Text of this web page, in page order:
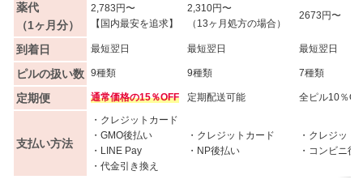
薬代
（1ヶ月分）
2,783円〜
【国内最安を追求】
2,310円〜
（13ヶ月処方の場合）
2673円〜
到着日 最短翌日 最短翌日 最短翌日
ピルの扱い数 9種類 9種類 7種類
定期便 通常価格の15％OFF 定期配送可能 全ピル10％
支払い方法
・クレジットカード
・GMO後払い
・LINE Pay
・代金引き換え
・クレジットカード
・NP後払い
・クレジット
・コンビニ後